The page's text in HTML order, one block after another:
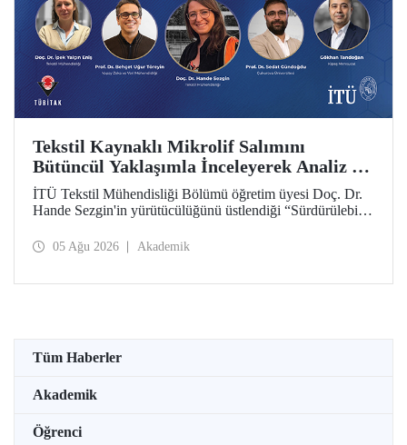
Tekstil Kaynaklı Mikrolif Salımını
Bütüncül Yaklaşımla İnceleyerek Analiz ve
Azaltım Stratejileri Geliştirecek Projeye
TÜBİTAK Desteği
İTÜ Tekstil Mühendisliği Bölümü öğretim üyesi Doç. Dr.
Hande Sezgin'in yürütücülüğünü üstlendiği “Sürdürülebilir
Koşullarına Bağlı Mikrolif Salımı: Aşınma, UV Maruziyeti
05 Ağu 2026 Akademik
Tüm Haberler
Akademik
Öğrenci